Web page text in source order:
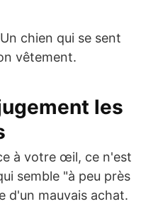
chien qui se sent
vêtement.
les
à votre œil, ce n'est
semble "à peu près
d'un mauvais achat.